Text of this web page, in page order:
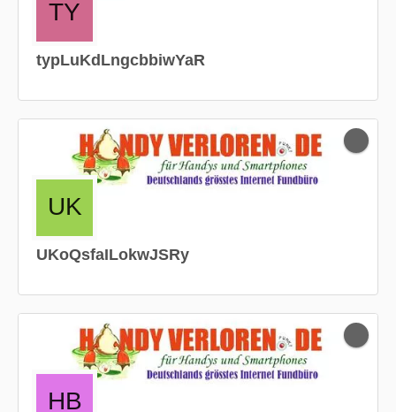
typLuKdLngcbbiwYaR
UKoQsfaILokwJSRy